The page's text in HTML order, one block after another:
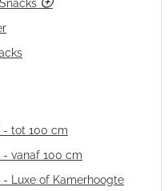
- tot 100 cm
- vanaf 100 cm
- Luxe of Kamerhoogte